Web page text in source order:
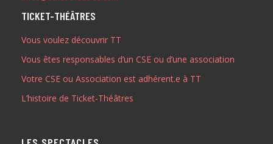
ÉQUIPE
ADHÉREZ
TICKET-THÉÂTRES
Vous voulez découvrir TT
Vous êtes responsables d’un CSE ou d’une association
Votre CSE ou Association est adhérent.e à TT
L’histoire de Ticket-Théâtres